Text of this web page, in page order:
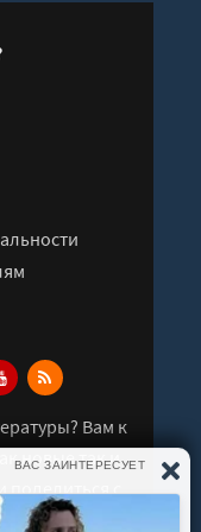
Вам к
новые так и
поделиться с